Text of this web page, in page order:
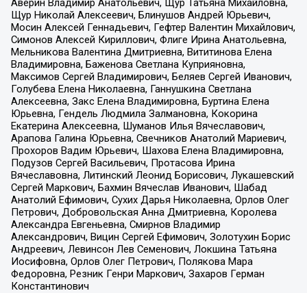
Аверин Владимир Анатольевич, Щур Татьяна Михайловна,
Щур Николай Алексеевич, Блинушов Андрей Юрьевич,
Мосин Алексей Геннадьевич, Гефтер Валентин Михайлович,
Симонов Алексей Кириллович, Флиге Ирина Анатольевна,
Мельникова Валентина Дмитриевна, Вититинова Елена
Владимировна, Баженова Светлана Куприяновна,
Максимов Сергей Владимирович, Беляев Сергей Иванович,
Голубева Елена Николаевна, Ганнушкина Светлана
Алексеевна, Закс Елена Владимировна, Буртина Елена
Юрьевна, Гендель Людмила Залмановна, Кокорина
Екатерина Алексеевна, Шуманов Илья Вячеславович,
Арапова Галина Юрьевна, Свечников Анатолий Мариевич,
Прохоров Вадим Юрьевич, Шахова Елена Владимировна,
Подузов Сергей Васильевич, Протасова Ирина
Вячеславовна, Литинский Леонид Борисович, Лукашевский
Сергей Маркович, Бахмин Вячеслав Иванович, Шабад
Анатолий Ефимович, Сухих Дарья Николаевна, Орлов Олег
Петрович, Добровольская Анна Дмитриевна, Королева
Александра Евгеньевна, Смирнов Владимир
Александрович, Вицин Сергей Ефимович, Золотухин Борис
Андреевич, Левинсон Лев Семенович, Локшина Татьяна
Иосифовна, Орлов Олег Петрович, Полякова Мара
Федоровна, Резник Генри Маркович, Захаров Герман
Константинович